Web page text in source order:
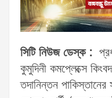
সিটি নিউজ ডেস্ক :
কুমুদিনী কমপ্লেক্সে
তদানিন্তন পাকিস্তানের